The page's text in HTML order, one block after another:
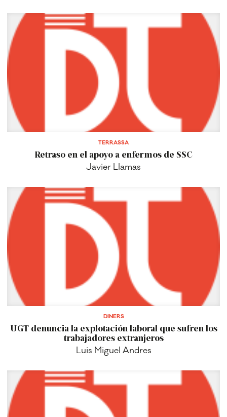
TERRASSA
Retraso en el apoyo a enfermos de SSC
Javier Llamas
DINERS
UGT denuncia la explotación laboral que sufren los
trabajadores extranjeros
Luis Miguel Andres